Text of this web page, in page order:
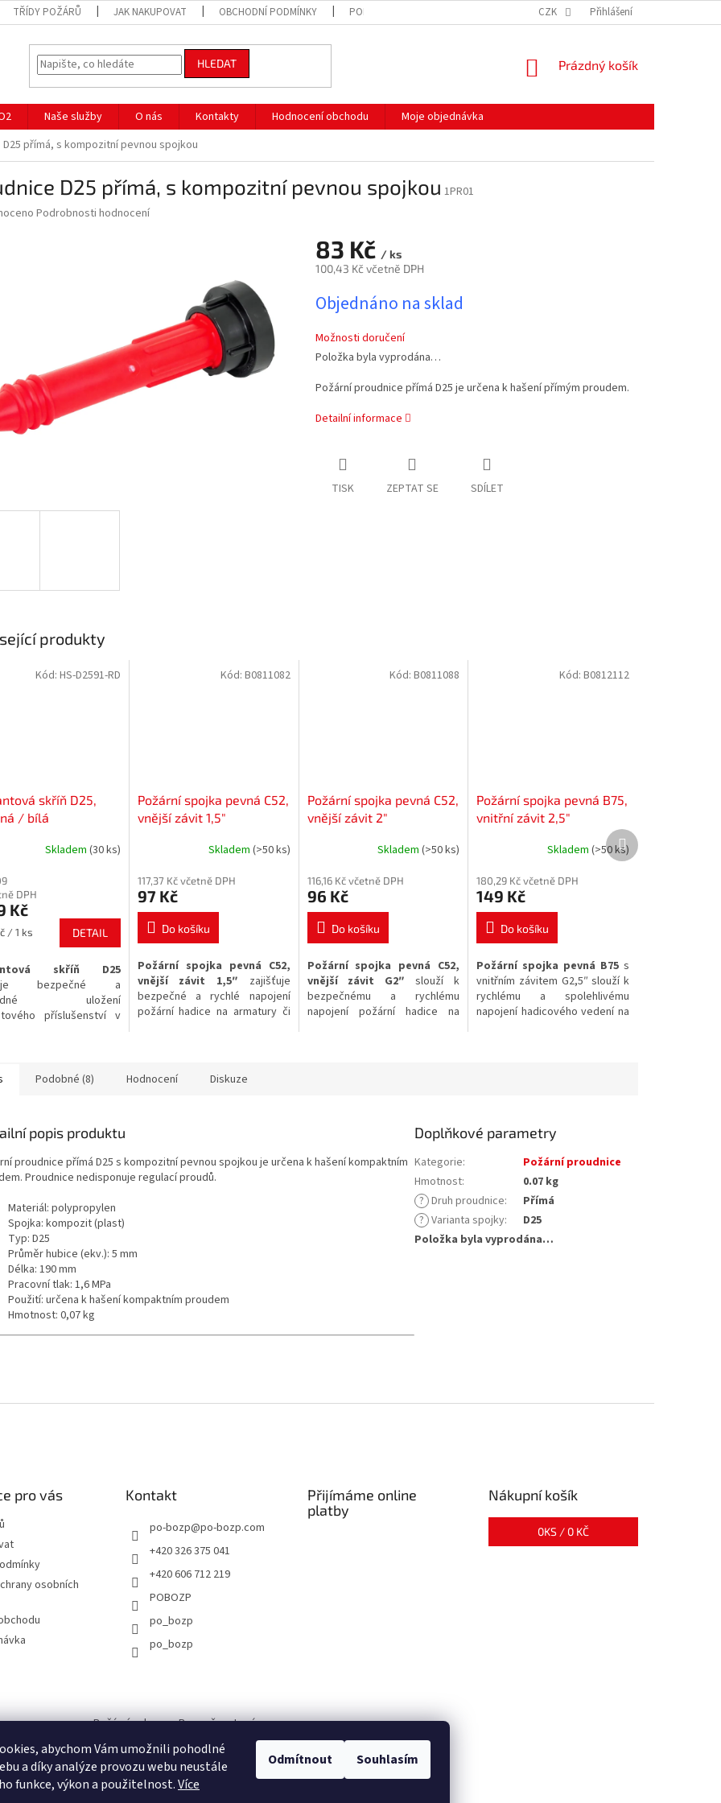
abychom Vám umožnili pohodlné
a díky analýze provozu webu neustále
funkce, výkon a použitelnost.Více
Odmítnout Souhlasím
TŘÍDY POŽÁRŮ JAK NAKUPOVAT OBCHODNÍ PODMÍNKY PODMÍNKY OCHRANY OSOBNÍCH ÚDAJŮ HODNOCENÍ OBCHODU
CZK Přihlášení
HLEDAT
NÁKUPNÍ
Prázdný košík
Naše služby O nás Kontakty Hodnocení obchodu
Moje objednávka
přímá, s kompozitní pevnou spojkou
D25 přímá, s kompozitní pevnou spojkou 1PR01
Podrobnosti hodnocení
83 Kč / ks
100,43 Kč včetně DPH
cena:
Objednáno na sklad
Možnosti doručení
Položka byla vyprodána…
Požární proudnice přímá D25 je určena k hašení přímým proudem.
Detailní informace
TISK ZEPTAT SE SDÍLET
produkty
skříň D25,
/ bílá
Skladem (30 ks)
DPH
Kč
/ 1 ks DETAIL
skříň D25
bezpečné a
uložení
příslušenství v
provedení, které
Kód: HS-D2591-RD
Požární spojka pevná C52,
vnější závit 1,5″
Skladem (>50 ks)
117,37 Kč včetně DPH
97 Kč
Do košíku
Požární spojka pevná C52,
vnější závit 1,5″ zajišťuje
bezpečné a rychlé napojení
požární hadice na armatury či
vnějšímzávitem o velikosti
G1,5".
Kód: B0811082
Požární spojka pevná C52,
vnější závit 2″
produktu
je
5,0
5
hvězdiček.
Skladem(>50 ks)
116,16 Kč včetně DPH
96 Kč
Do košíku
Požární spojka pevná C52,
vnější závit G2″ slouží k
bezpečnému a rychlému
napojení požární hadice na
Kód:B0811088
Požární spojka pevná B75,
vnitřní závit 2,5″
Skladem (>50 ks)
180,29 Kč včetně DPH
149 Kč
Do košíku
Požární spojka pevná B75 s
vnitřním závitem G2,5″ slouží k
rychlému a spolehlivému
napojení hadicového vedení na
Kód: B0812112
Další
produkt
Podobné (8) Hodnocení Diskuze
popis produktu
proudnice přímá D25 s kompozitní pevnou spojkou je určena k hašení kompaktním
Proudnice nedisponuje regulací proudů.
Materiál: polypropylen
Spojka: kompozit (plast)
Typ: D25
Průměr hubice (ekv.): 5 mm
Délka: 190 mm
Pracovní tlak: 1,6 MPa
Použití: určena k hašení kompaktním proudem
Hmotnost: 0,07 kg
Doplňkové parametry
Kategorie:
Požární proudnice
Hmotnost:
0.07 kg
? Druh proudnice:
Přímá
? Varianta spojky:
D25
Položka byla vyprodána…
pro vás
osobních
Kontakt
po-bozp@po-bozp.com
+420 326 375 041
+420 606 712 219
POBOZP
po_bozp
po_bozp
Přijímáme online
platby
Nákupní košík
0KS / 0 KČ
Požární ochrana - Bezpečnost práce